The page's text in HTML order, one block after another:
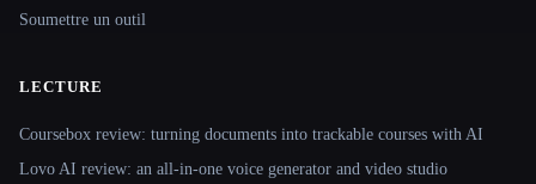
Soumettre un outil
LECTURE
Coursebox review: turning documents into trackable courses with AI
Lovo AI review: an all-in-one voice generator and video studio